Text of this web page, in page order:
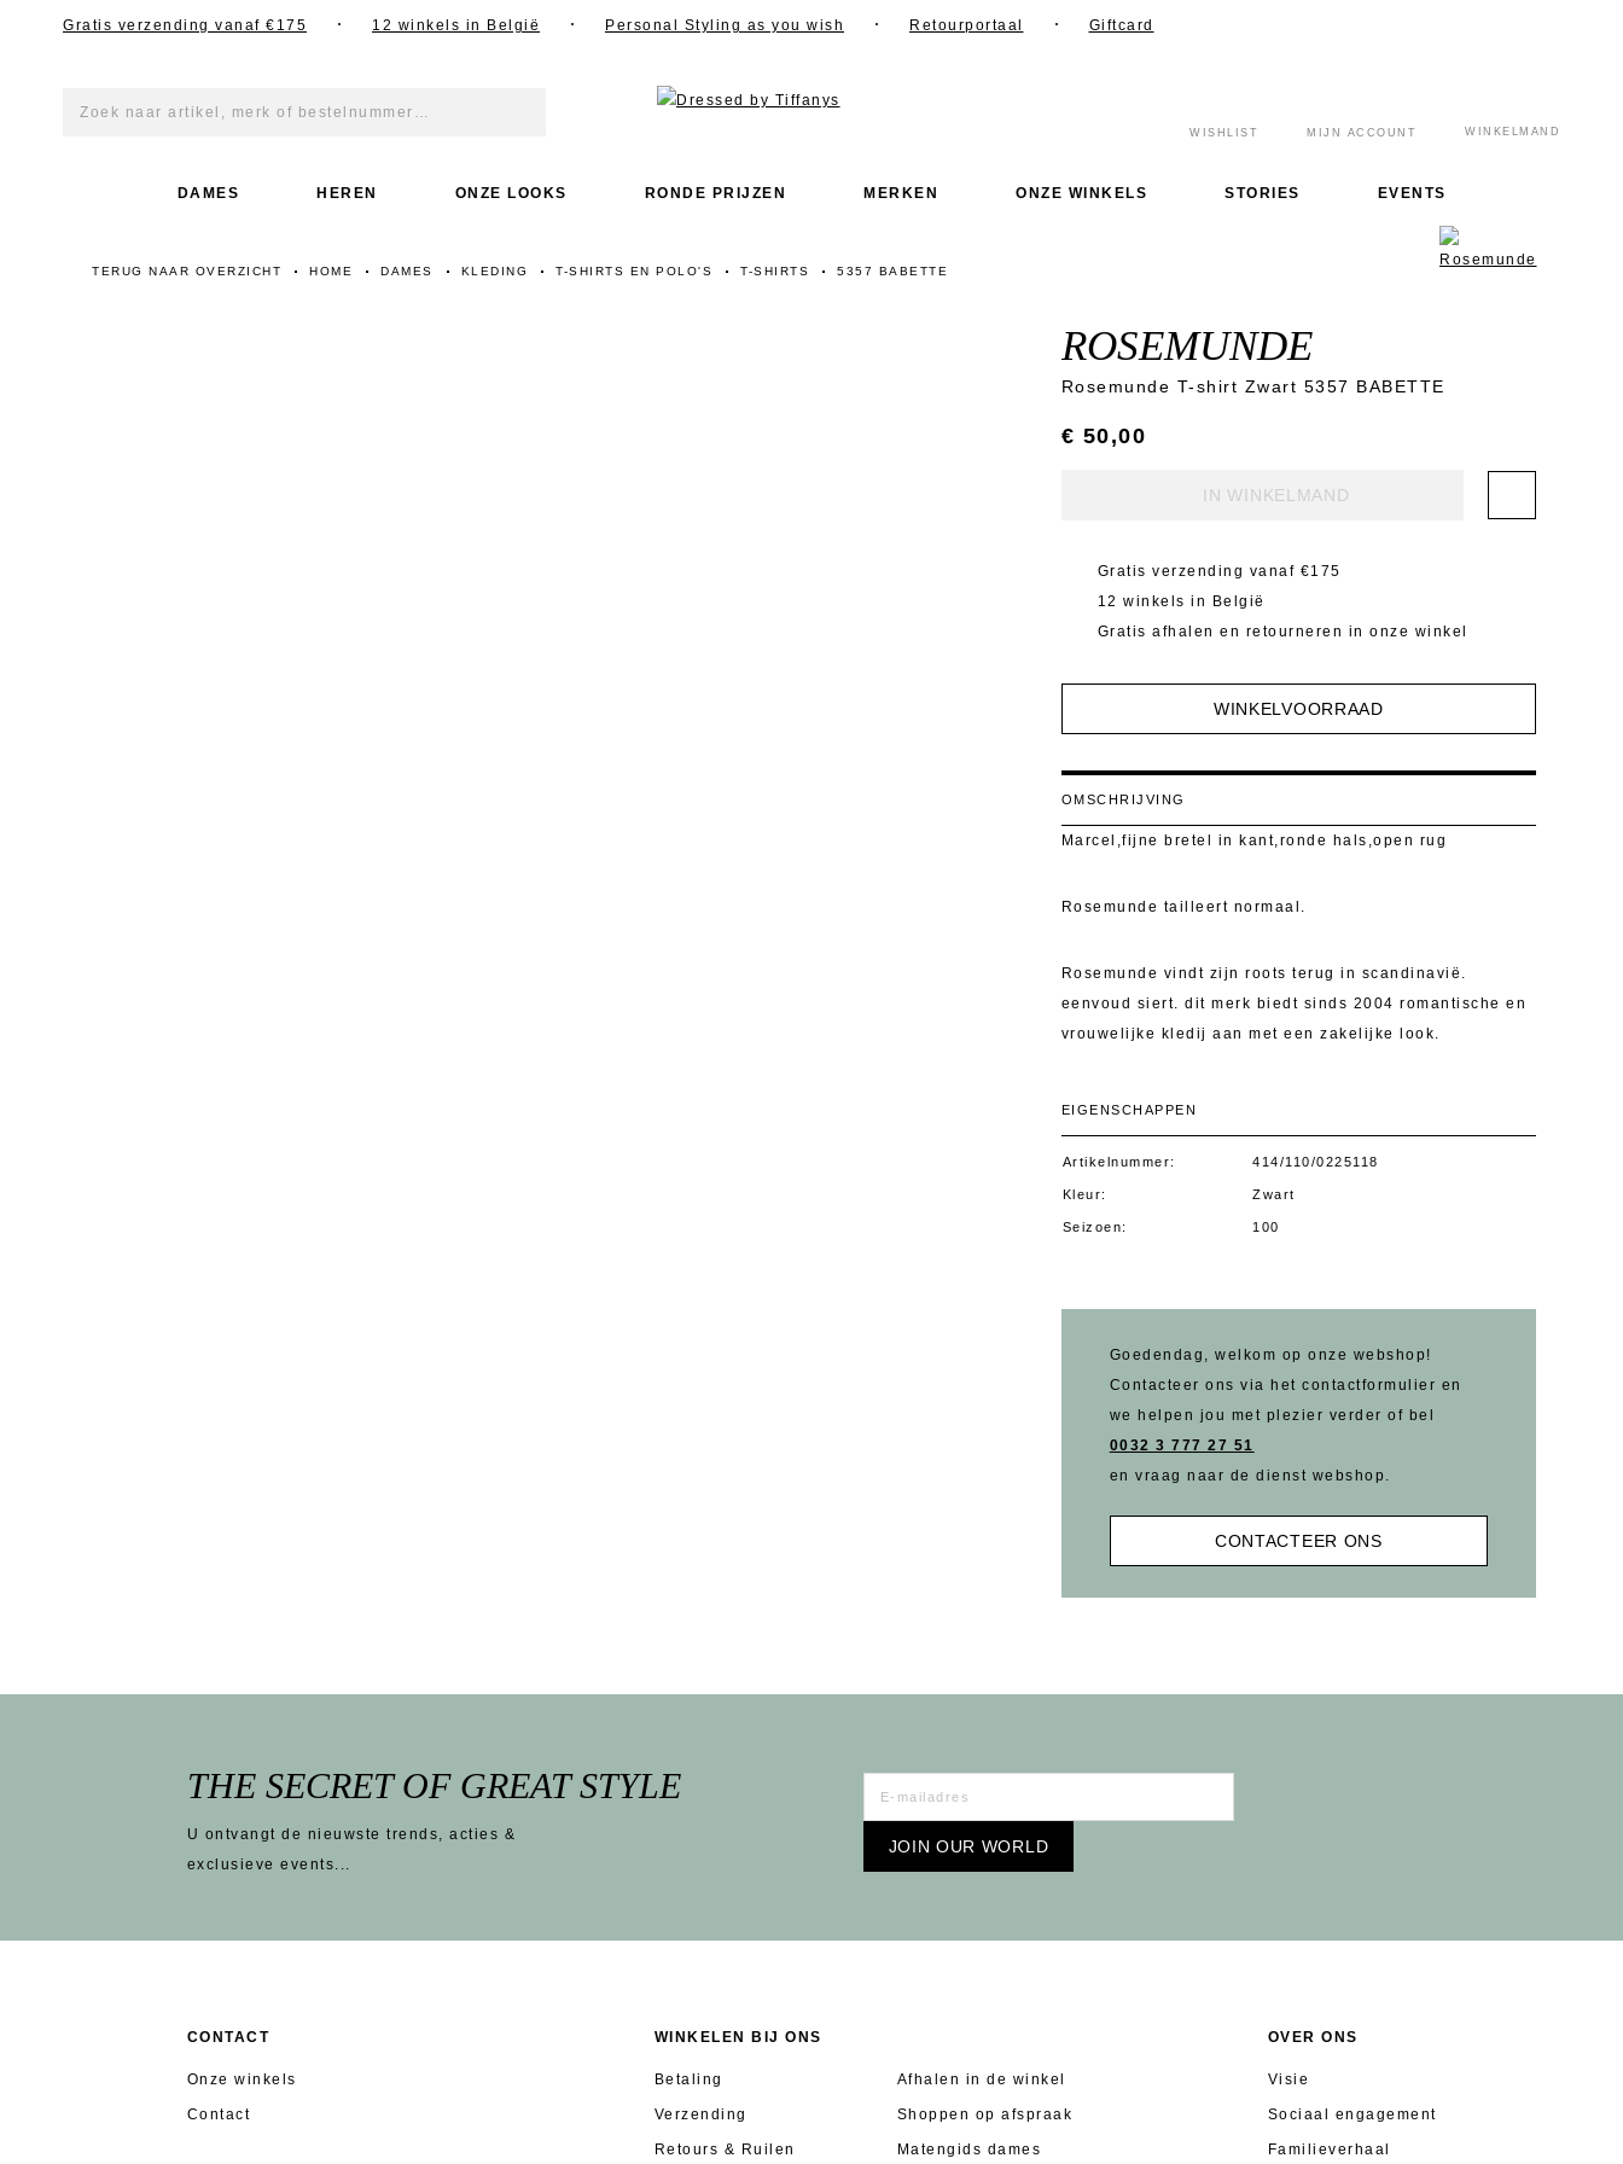
Gratis verzending vanaf €175 12 winkels in België Personal Styling as you wish Retourportaal Giftcard
MIJN ACCOUNT
WISHLIST WINKELMAND
DAMES HEREN ONZE LOOKS RONDE PRIJZEN MERKEN ONZE WINKELS STORIES EVENTS
TERUG NAAR OVERZICHT HOME DAMES KLEDING T-SHIRTS EN POLO'S T-SHIRTS 5357 BABETTE
ROSEMUNDE
Rosemunde T-shirt Zwart 5357 BABETTE
€ 50,00
IN WINKELMAND
Gratis verzending vanaf €175
12 winkels in België
Gratis afhalen en retourneren in onze winkel
WINKELVOORRAAD
OMSCHRIJVING
Marcel,fijne bretel in kant,ronde hals,open rug
Rosemunde tailleert normaal.
Rosemunde vindt zijn roots terug in scandinavië.
eenvoud siert. dit merk biedt sinds 2004 romantische en
vrouwelijke kledij aan met een zakelijke look.
EIGENSCHAPPEN
Artikelnummer 414/110/0225118
Kleur Zwart
Seizoen 100
CONTACTEER ONS
Goedendag, welkom op onze webshop!
Contacteer ons via het contactformulier en
we helpen jou met plezier verder of bel
0032 3 777 27 51
en vraag naar de dienst webshop.
THE SECRET OF GREAT STYLE
U ontvangt de nieuwste trends, acties &
exclusieve events...
JOIN OUR WORLD
CONTACT
Onze winkels
Contact
WINKELEN BIJ ONS
Betaling
Verzending
Retours & Ruilen
Afhalen in de winkel
Shoppen op afspraak
Matengids dames
OVER ONS
Visie
Sociaal engagement
Familieverhaal